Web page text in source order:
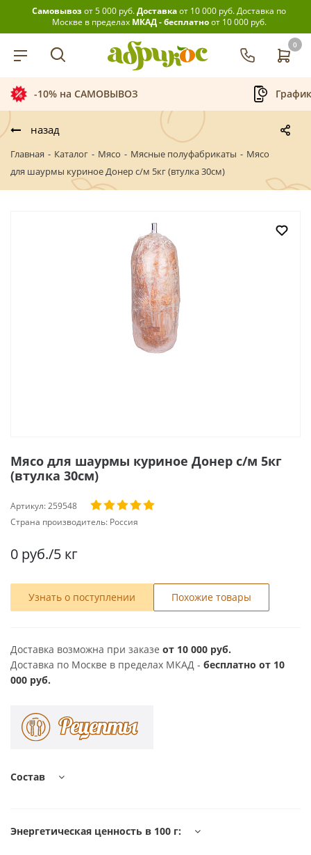
Самовывозот 5 000 руб.Доставкаот 10 000 руб.Доставка по
Москве в пределах МКАД - бесплатноот 10 000 руб.
0
График приёма заказов
назад
Главная - Каталог - Мясо - Мясные полуфабрикаты - Мясо
для шаурмы куриное Донер с/м 5кг (втулка 30см)
Мясо для шаурмы куриное Донер с/м 5кг
(втулка 30см)
Артикул:259548
Страна производитель: Россия
0 руб./5 кг
Узнать о поступлении Похожие товары
Доставка возможна при заказе от 10 000 руб.
Доставка по Москве в пределах МКАД - бесплатно от 10
000 руб.
Состав
Энергетическая ценность в 100 г: